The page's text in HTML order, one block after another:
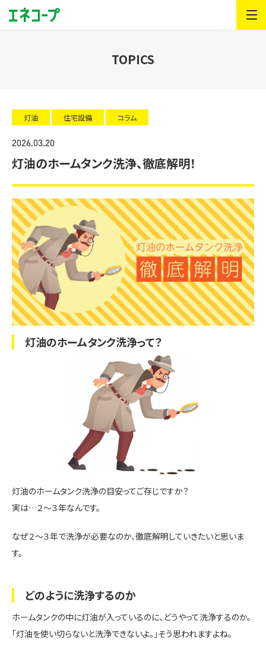
TOPICS
灯油 住宅設備 コラム
2026.03.20
灯油のホームタンク洗浄、徹底解明！
灯油のホームタンク洗浄って？
灯油のホームタンク洗浄の目安ってご存じですか？
実は…２～３年なんです。
なぜ２～３年で洗浄が必要なのか、徹底解明していきたいと思いま
す。
どのように洗浄するのか
ホームタンクの中に灯油が入っているのに、どうやって洗浄するのか。
「灯油を使い切らないと洗浄できないよ。」そう思われますよね。